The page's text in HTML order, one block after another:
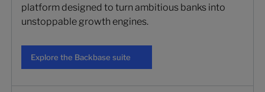
platform designed to turn ambitious banks into
unstoppable growth engines.
Explore the Backbase suite